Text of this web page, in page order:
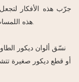
جرّب هذه الأفكار لتجعل
نسّق ألوان ديكور
أو قطع ديكور صغيرة